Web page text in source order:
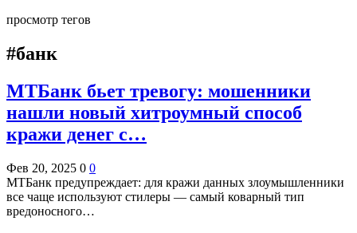
просмотр тегов
#банк
МТБанк бьет тревогу: мошенники
нашли новый хитроумный способ
кражи денег с…
Фев 20, 2025 0 0
МТБанк предупреждает: для кражи данных злоумышленники
все чаще используют стилеры — самый коварный тип
вредоносного…